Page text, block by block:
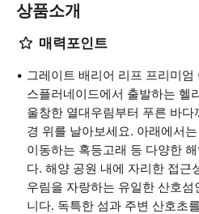
상품소개
매력포인트
그레이트 배리어 리프 프리미
스플러네이드에서 출발하는 헬
울창한 열대우림부터 푸른 바
경 위를 날아보세요. 아래에서
이동하는 혹등고래 등 다양한
다. 해양 공원 내에 자리한 접근
우림을 자랑하는 유일한 산호
니다. 독특한 섬과 주변 산호초